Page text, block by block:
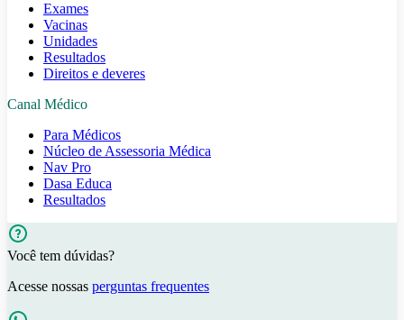
Exames
Vacinas
Unidades
Resultados
Direitos e deveres
Canal Médico
Para Médicos
Núcleo de Assessoria Médica
Nav Pro
Dasa Educa
Resultados
Você tem dúvidas?
Acesse nossas perguntas frequentes